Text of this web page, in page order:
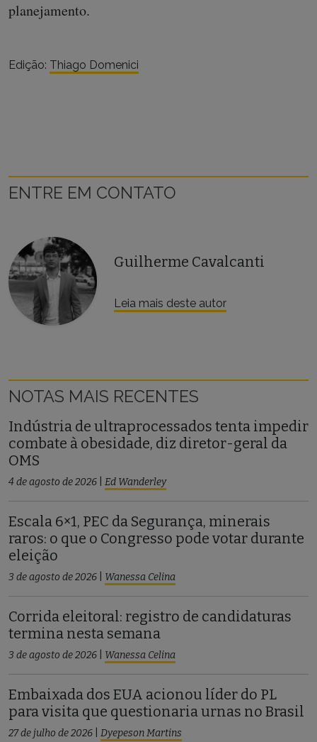
planejamento.
Edição: Thiago Domenici
ENTRE EM CONTATO
Guilherme Cavalcanti
Leia mais deste autor
NOTAS MAIS RECENTES
Indústria de ultraprocessados tenta impedir
combate à obesidade, diz diretor-geral da
OMS
4 de agosto de 2026 Ed Wanderley
Escala 6×1, PEC da Segurança, minerais
raros: o que o Congresso pode votar durante
eleição
3 de agosto de 2026 Wanessa Celina
Corrida eleitoral: registro de candidaturas
termina nesta semana
3 de agosto de 2026 Wanessa Celina
Embaixada dos EUA acionou líder do PL
para visita que questionaria urnas no Brasil
27 de julho de 2026 Dyepeson Martins